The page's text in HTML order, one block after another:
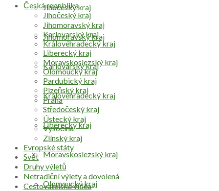
Jihočeský kraj
Jihomoravský kraj
Karlovarský kraj
Královéhradecký kraj
Liberecký kraj
Moravskoslezský kraj
Olomoucký kraj
Česká republika
Jihočeský kraj
Jihomoravský kraj
Karlovarský kraj
Královéhradecký kraj
Liberecký kraj
Moravskoslezský kraj
Olomoucký kraj
Pardubický kraj
Plzeňský kraj
Praha
Středočeský kraj
Ústecký kraj
Vysočina
Zlínský kraj
Evropské státy
Svět
Druhy výletů
Netradiční výlety a dovolená
Cestovatelská videa